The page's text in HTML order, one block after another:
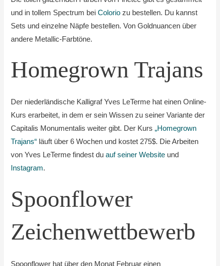
und in tollem Spectrum beiColorio zu bestellen. Du kannst
Sets und einzelne Näpfe bestellen. Von Goldnuancen über
andere Metallic-Farbtöne.
Homegrown Trajans
Der niederländische Kalligraf Yves LeTerme hat einen Online-
Kurs erarbeitet, in dem er sein Wissen zu seiner Variante der
Capitalis Monumentalis weiter gibt. Der Kurs„Homegrown
Trajans“ läuft über 6 Wochen und kostet 275$. Die Arbeiten
von Yves LeTerme findest duauf seiner Website und
Instagram.
Spoonflower
Zeichenwettbewerb
Spoonflower hat über den Monat Februar einen